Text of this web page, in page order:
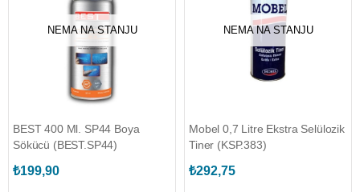
NEMA NA STANJU
BEST 400 Ml. SP44 Boya
Sökücü (BEST.SP44)
₺199,90
NEMA NA STANJU
Mobel 0,7 Litre Ekstra Selülozik
Tiner (KSP.383)
₺292,75